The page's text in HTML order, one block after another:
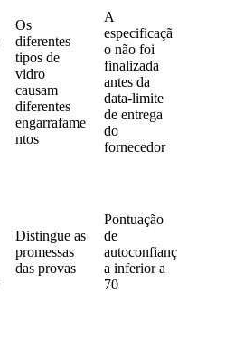
Os
diferentes
tipos de
vidro
causam
diferentes
engarrafame
ntos
A
especificaçã
o não foi
finalizada
antes da
data-limite
de entrega
do
fornecedor
Distingue as
promessas
das provas
Pontuação
de
autoconfianç
a inferior a
70